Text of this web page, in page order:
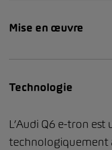
Mise en œuvre
Technologie
L’Audi Q6 e-tron est
technologiquement